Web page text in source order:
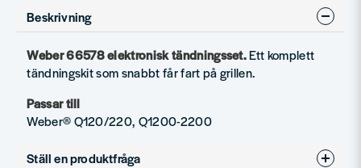
Beskrivning
Weber 66578 elektronisk tändningsset.Ett komplett
tändningskit som snabbt får fart på grillen.
Passar till
Weber® Q120/220, Q1200-2200
Ställ en produktfråga